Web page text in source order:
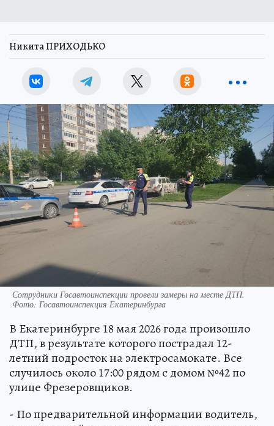
Никита ПРИХОДЬКО
Сотрудники Госавтоинспекции провели замеры на месте ДТП.
Фото: Госавтоинспекция Екатеринбурга
В Екатеринбурге 18 мая 2026 года произошло
ДТП, в результате которого пострадал 12-
летний подросток на электросамокате. Все
случилось около 17:00 рядом с домом №42 по
улице Фрезеровщиков.
- По предварительной информации водитель,